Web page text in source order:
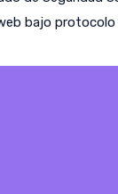
bajo